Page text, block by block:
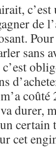
de
sans
durer,
certain
cet